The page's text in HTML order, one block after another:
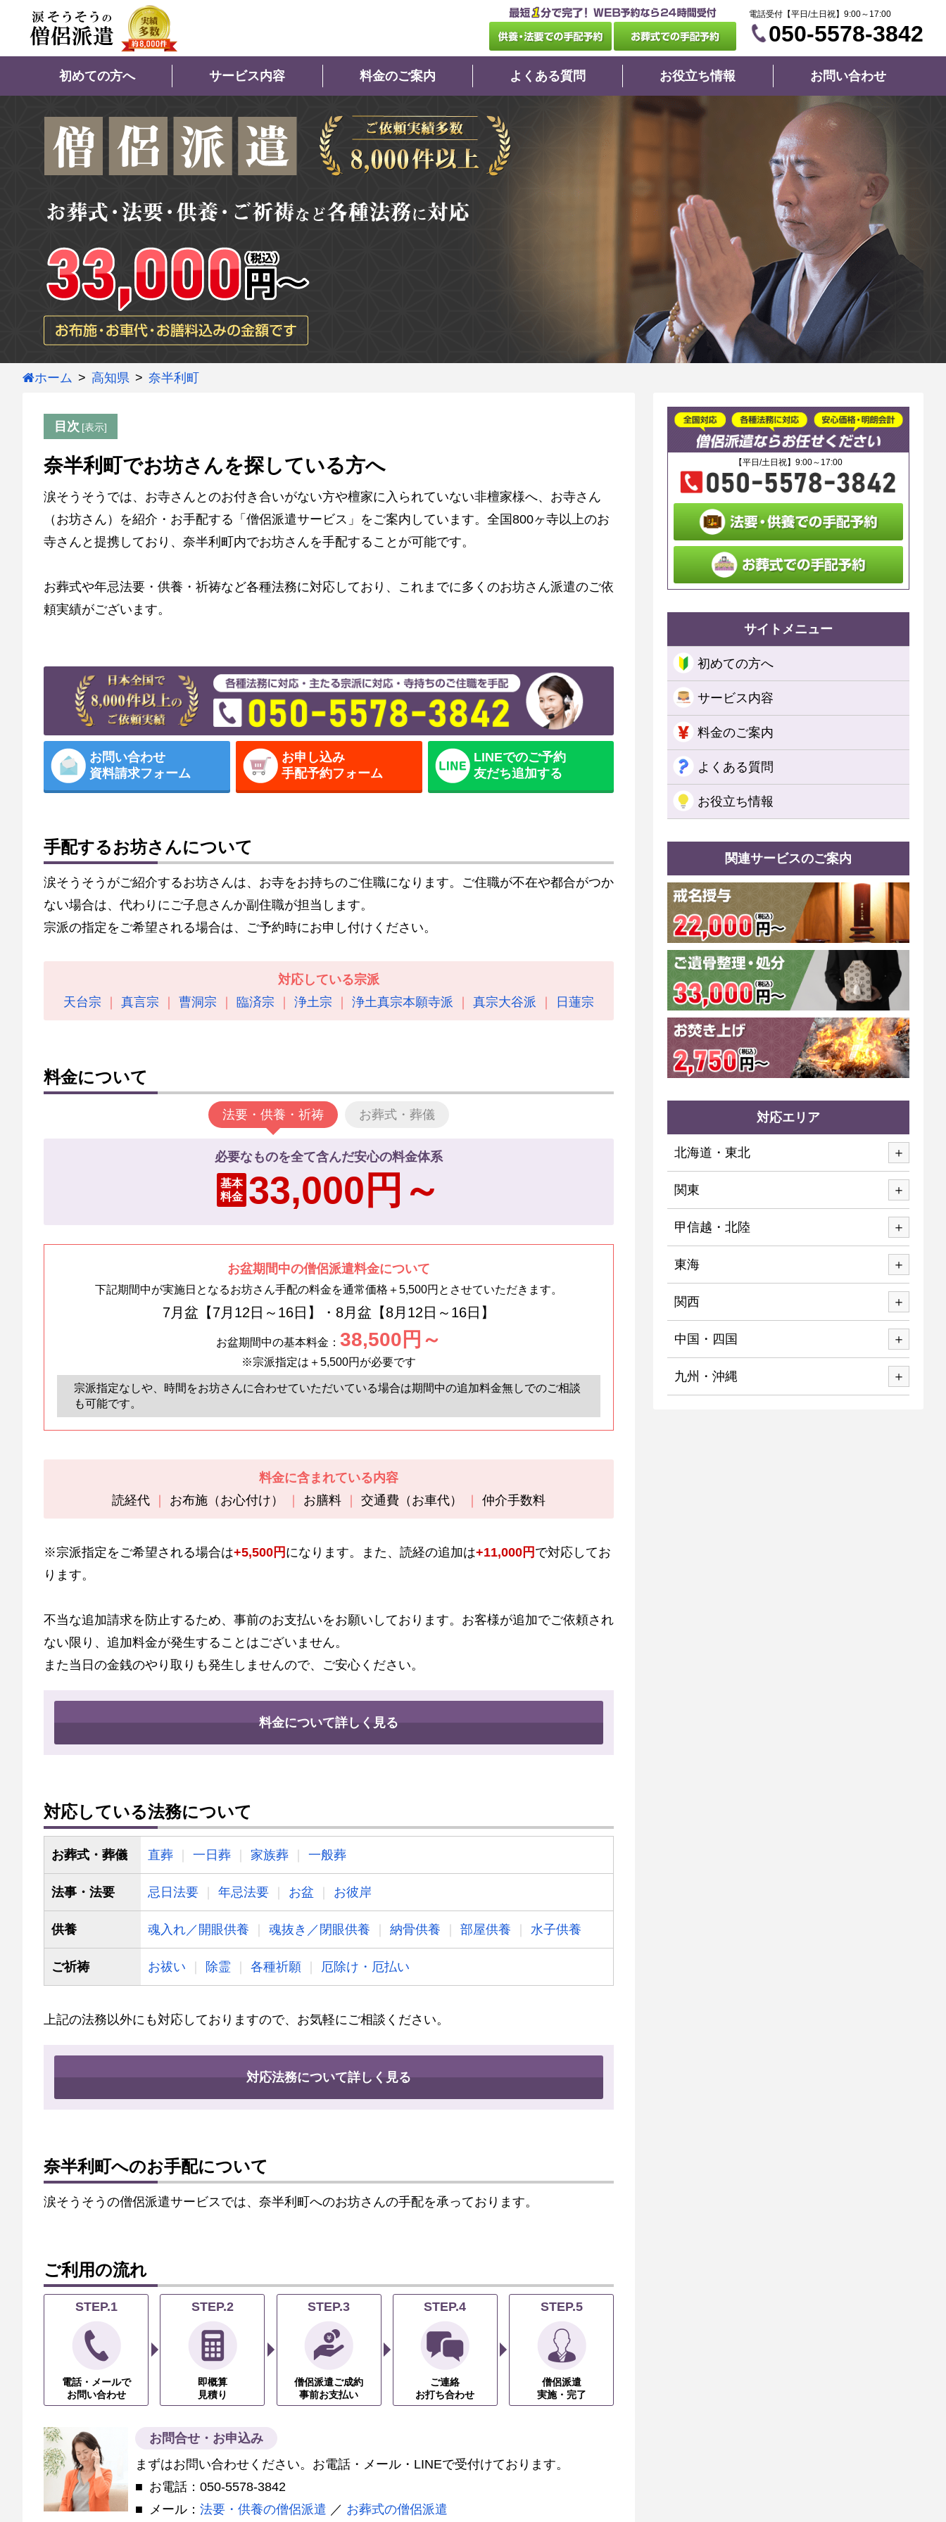
電話受付【平日/土日祝】9:00～17:00
050-5578-3842
初めての方へ サービス内容 料金のご案内 よくある質問 お役立ち情報 お問い合わせ
ホーム 高知県 奈半利町
目次
奈半利町でお坊さんを探している方へ
涙そうそうでは、お寺さんとのお付き合いがない方や檀家に入られていない非檀家様へ、お寺さん
（お坊さん）を紹介・お手配する「僧侶派遣サービス」をご案内しています。全国800ヶ寺以上のお
寺さんと提携しており、奈半利町内でお坊さんを手配することが可能です。
お葬式や年忌法要・供養・祈祷など各種法務に対応しており、これまでに多くのお坊さん派遣のご依
頼実績がございます。
お問い合わせ
資料請求フォーム
お申し込み
手配予約フォーム
LINEでのご予約
友だち追加する
手配するお坊さんについて
涙そうそうがご紹介するお坊さんは、お寺をお持ちのご住職になります。ご住職が不在や都合がつか
ない場合は、代わりにご子息さんか副住職が担当します。
宗派の指定をご希望される場合は、ご予約時にお申し付けください。
対応している宗派
天台宗
真言宗 曹洞宗 臨済宗 浄土宗 浄土真宗本願寺派 真宗大谷派 日蓮宗
料金について
法要・供養・祈祷 お葬式・葬儀
必要なものを全て含んだ安心の料金体系
基本
料金 33,000円～
お盆期間中の僧侶派遣料金について
下記期間中が実施日となるお坊さん手配の料金を通常価格＋5,500円とさせていただきます。
7月盆【7月12日～16日】・8月盆【8月12日～16日】
お盆期間中の基本料金：38,500円～
※宗派指定は＋5,500円が必要です
宗派指定なしや、時間をお坊さんに合わせていただいている場合は期間中の追加料金無しでのご相談
も可能です。
料金に含まれている内容
読経代
お布施（お心付け） お膳料 交通費（お車代） 仲介手数料
※宗派指定をご希望される場合は+5,500円 になります。また、読経の追加は+11,000円 で対応してお
ります。
不当な追加請求を防止するため、事前のお支払いをお願いしております。お客様が追加でご依頼され
ない限り、追加料金が発生することはございません。
また当日の金銭のやり取りも発生しませんので、ご安心ください。
料金について詳しく見る
対応している法務について
お葬式・葬儀 直葬 一日葬 家族葬 一般葬
法事・法要 忌日法要 年忌法要 お盆 お彼岸
供養 魂入れ／開眼供養 魂抜き／閉眼供養 納骨供養 部屋供養 水子供養
ご祈祷 お祓い 除霊 各種祈願 厄除け・厄払い
上記の法務以外にも対応しておりますので、お気軽にご相談ください。
対応法務について詳しく見る
奈半利町へのお手配について
涙そうそうの僧侶派遣サービスでは、奈半利町へのお坊さんの手配を承っております。
ご利用の流れ
STEP.1
電話・メールで
お問い合わせ
STEP.2
即概算
見積り
STEP.3
僧侶派遣ご成約
事前お支払い
STEP.4
ご連絡
お打ち合わせ
STEP.5
僧侶派遣
実施・完了
お問合せ・お申込み
まずはお問い合わせください。お電話・メール・LINEで受付けております。
お電話：050-5578-3842
メール： 法要・供養の僧侶派遣 ／ お葬式の僧侶派遣
【平日/土日祝】9:00～17:00
サイトメニュー
初めての方へ
サービス内容
料金のご案内
よくある質問
お役立ち情報
関連サービスのご案内
対応エリア
北海道・東北
関東
甲信越・北陸
東海
関西
中国・四国
九州・沖縄